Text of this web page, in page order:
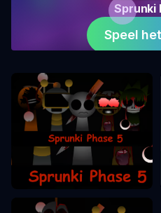
Sprunki
Speel
Sprunki Fase 5